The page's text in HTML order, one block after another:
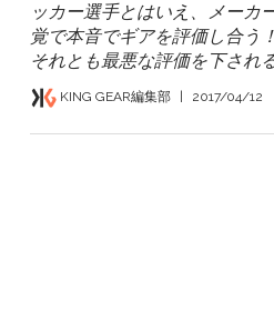
ッカー選手とはいえ、メーカ
覚で本音でギアを評価し合う
それとも最悪な評価を下され
KING GEAR編集部 2017/04/12